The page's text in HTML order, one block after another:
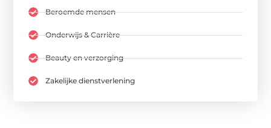
Beroemde mensen
Onderwijs & Carrière
Beauty en verzorging
Zakelijke dienstverlening